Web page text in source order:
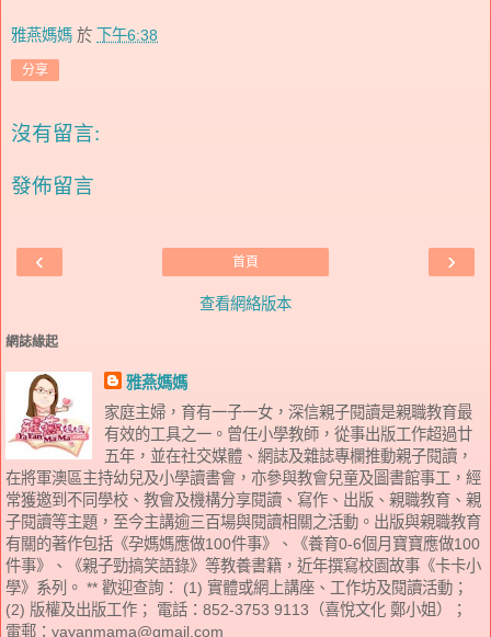
雅燕媽媽 於 下午6:38
分享
沒有留言:
發佈留言
‹ ›
首頁
查看網絡版本
網誌緣起
雅燕媽媽
家庭主婦，育有一子一女，深信親子閱讀是親職教育最
有效的工具之一。曾任小學教師，從事出版工作超過廿
五年，並在社交媒體、網誌及雜誌專欄推動親子閱讀，
在將軍澳區主持幼兒及小學讀書會，亦參與教會兒童及圖書館事工，經
常獲邀到不同學校、教會及機構分享閱讀、寫作、出版、親職教育、親
子閱讀等主題，至今主講逾三百場與閱讀相關之活動。出版與親職教育
有關的著作包括《孕媽媽應做100件事》、《養育0-6個月寶寶應做100
件事》、《親子勁搞笑語錄》等教養書籍，近年撰寫校園故事《卡卡小
學》系列。 ** 歡迎查詢： (1) 實體或網上講座、工作坊及閱讀活動；
(2) 版權及出版工作； 電話：852-3753 9113（喜悅文化 鄭小姐）；
電郵：yayanmama@gmail.com